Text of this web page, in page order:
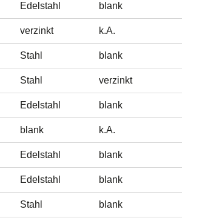
Edelstahl blank
verzinkt k.A.
Stahl blank
Stahl verzinkt
Edelstahl blank
blank k.A.
Edelstahl blank
Edelstahl blank
Stahl blank